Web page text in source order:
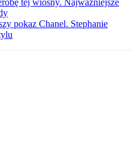
tej wiosny. Najważniejsze
pokaz Chanel. Stephanie